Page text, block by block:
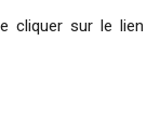
cliquer sur le lien